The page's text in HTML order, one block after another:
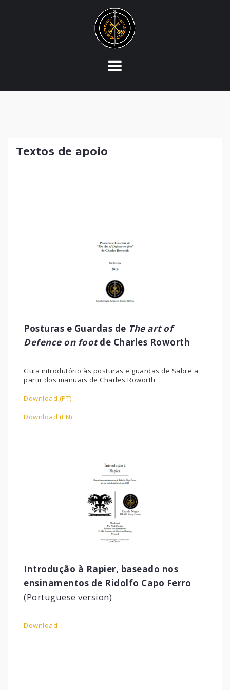
Textos de apoio
Posturas e Guardas de The art of
Defence on footde Charles Roworth
Guia introdutório às posturas e guardas de Sabre a
partir dos manuais de Charles Roworth
Download (PT)
Download (EN)
Introdução à Rapier, baseado nos
ensinamentos de Ridolfo Capo Ferro
(Portuguese version)
Download